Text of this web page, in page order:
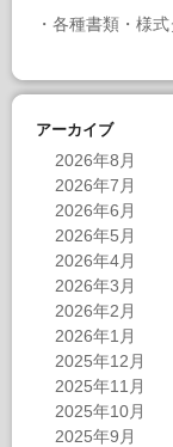
・ 各種書類・様
アーカイブ
2026年8月
2026年7月
2026年6月
2026年5月
2026年4月
2026年3月
2026年2月
2026年1月
2025年12月
2025年11月
2025年10月
2025年9月